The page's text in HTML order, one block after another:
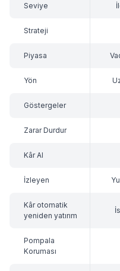
Seviye
Strateji
Piyasa
Yön
Göstergeler
Zarar Durdur
Kâr Al
İzleyen
Kâr otomatik
yeniden yatırım
Pompala
Koruması